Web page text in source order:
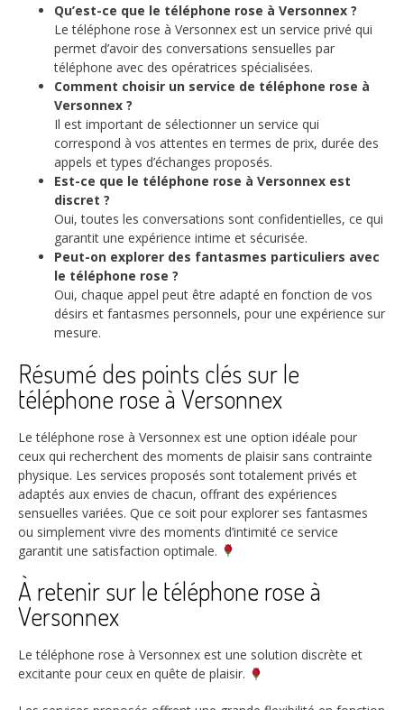
Qu’est-ce que le téléphone rose à Versonnex ?
Le téléphone rose à Versonnex est un service privé qui
permet d’avoir des conversations sensuelles par
téléphone avec des opératrices spécialisées.
Comment choisir un service de téléphone rose à
Versonnex ?
Il est important de sélectionner un service qui
correspond à vos attentes en termes de prix, durée des
appels et types d’échanges proposés.
Est-ce que le téléphone rose à Versonnex est
discret ?
Oui, toutes les conversations sont confidentielles, ce qui
garantit une expérience intime et sécurisée.
Peut-on explorer des fantasmes particuliers avec
le téléphone rose ?
Oui, chaque appel peut être adapté en fonction de vos
désirs et fantasmes personnels, pour une expérience sur
mesure.
Résumé des points clés sur le
téléphone rose à Versonnex
Le téléphone rose à Versonnex est une option idéale pour
ceux qui recherchent des moments de plaisir sans contrainte
physique. Les services proposés sont totalement privés et
adaptés aux envies de chacun, offrant des expériences
sensuelles variées. Que ce soit pour explorer ses fantasmes
ou simplement vivre des moments d’intimité ce service
garantit une satisfaction optimale.
À retenir sur le téléphone rose à
Versonnex
Le téléphone rose à Versonnex est une solution discrète et
excitante pour ceux en quête de plaisir.